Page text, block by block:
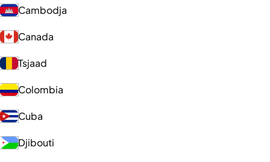
Cambodja
Canada
Tsjaad
Colombia
Cuba
Djibouti